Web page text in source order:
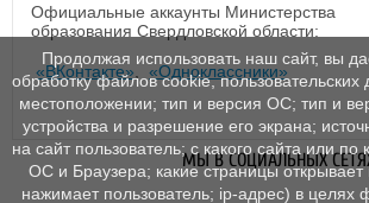
Официальные аккаунты Министерства
образования Свердловской области:
«ВКонтакте»,«Одноклассники»
МЫ В СОЦИАЛЬНЫХ
Продолжая использовать наш сайт, вы
обработку файлов cookie,
местоположении; тип и версия ОС; тип и
устройства и разрешение его экрана;
на сайт пользователь; с какого сайта или по
ОС и Браузера; какие страницы открывает
нажимает пользователь; ip-адрес) в целях